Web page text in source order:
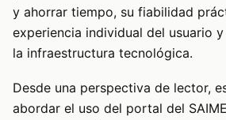
y ahorrar tiempo, su fiabilidad
experiencia individual del usuario
la infraestructura tecnológica.
Desde una perspectiva de lector,
abordar el uso del portal del